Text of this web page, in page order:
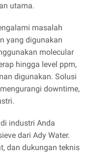
utama.
masalah
yang digunakan
molecular
hingga level ppm,
digunakan. Solusi
downtime,
industri Anda
dari Ady Water.
dan dukungan teknis